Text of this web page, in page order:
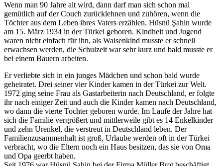
Wenn man 90 Jahre alt wird, dann darf man sich schon mal
gemütlich auf der Couch zurücklehnen und zuhören, wenn die
Töchter aus dem Leben ihres Vaters erzählen. Hüsnü Şahin wurde
am 15. März 1934 in der Türkei geboren. Kindheit und Jugend
waren nicht einfach für ihn, als Waisenkind musste er schnell
erwachsen werden, die Schulzeit war sehr kurz und bald musste er
bei einem Bauern arbeiten.
Er verliebte sich in ein junges Mädchen und schon bald wurde
geheiratet. Drei seiner vier Kinder kamen in der Türkei zur Welt.
1972 ging seine Frau als Gastarbeiterin nach Deutschland, er folgte
ihr nach einiger Zeit und auch die Kinder kamen nach Deutschland,
wo dann die vierte Tochter geboren wurde. Im Laufe der Jahre hat
sich die Familie vergrößert und mittlerweile gibt es 14 Enkelkinder
und zehn Urenkel, die verstreut in Deutschland leben. Der
Familienzusammenhalt ist groß, Urlaube werden oft in der Türkei
verbracht, wo die Eltern noch ein Haus besitzen, das sie von Oma
und Opa geerbt haben.